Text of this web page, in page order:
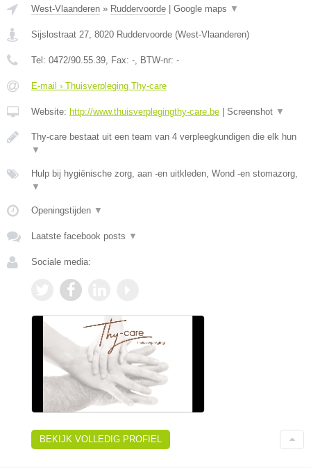
West-Vlaanderen » Ruddervoorde Google maps ▼
Sijslostraat 27, 8020 Ruddervoorde (West-Vlaanderen)
Tel: 0472/90.55.39, Fax: -, BTW-nr: -
E-mail › Thuisverpleging Thy-care
Website: http://www.thuisverplegingthy-care.be Screenshot ▼
Thy-care bestaat uit een team van 4 verpleegkundigen die elk hun
▼
Hulp bij hygiënische zorg, aan -en uitkleden, Wond -en stomazorg,
▼
Openingstijden ▼
Laatste facebook posts ▼
Sociale media:
BEKIJK VOLLEDIG PROFIEL